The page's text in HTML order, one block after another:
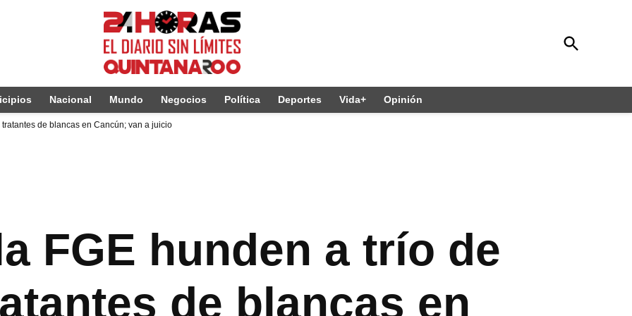
Open
Search
Nacional Mundo Negocios Política Deportes Vida+ Opinión
de blancas en Cancún; van a juicio
FGE hunden a trío de
de blancas en